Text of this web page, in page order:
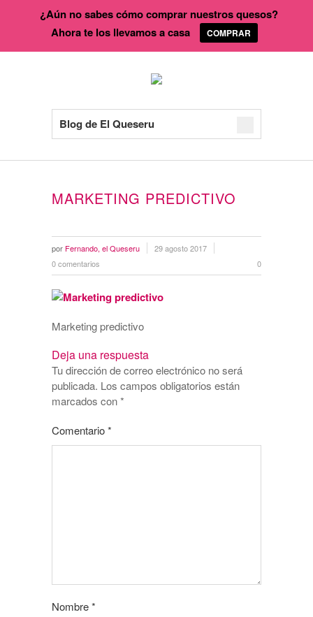
Blog de El Queseru
MARKETING PREDICTIVO
por Fernando, el Queseru
29 agosto 2017
0 comentarios
0
Marketing predictivo
Deja una respuesta
Tu dirección de correo electrónico no será
publicada. Los campos obligatorios están
marcados con*
Comentario*
Nombre*
¿Aún no sabes cómo comprar nuestros quesos?
Ahora te los llevamos a casa
COMPRAR